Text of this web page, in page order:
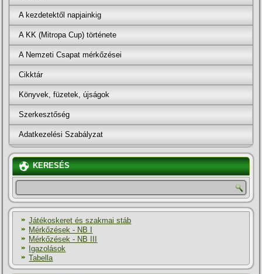
A kezdetektől napjainkig
A KK (Mitropa Cup) története
A Nemzeti Csapat mérkőzései
Cikktár
Könyvek, füzetek, újságok
Szerkesztőség
Adatkezelési Szabályzat
KERESÉS
Játékoskeret és szakmai stáb
Mérkőzések - NB I
Mérkőzések - NB III
Igazolások
Tabella